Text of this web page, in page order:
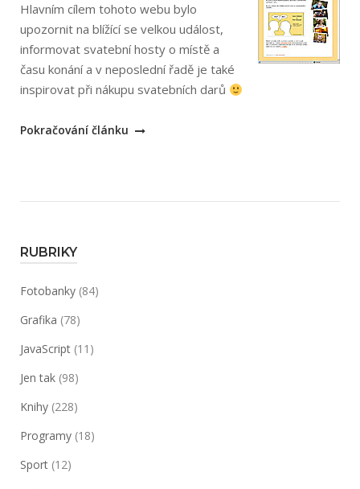
Hlavním cílem tohoto webu bylo
upozornit na blížící se velkou událost,
informovat svatební hosty o místě a
času konání a v neposlední řadě je také
inspirovat při nákupu svatebních darů
„Svatební
Pokračování článku
RUBRIKY
Fotobanky (84)
Grafika (78)
JavaScript (11)
Jen tak (98)
Knihy (228)
Programy (18)
Sport (12)